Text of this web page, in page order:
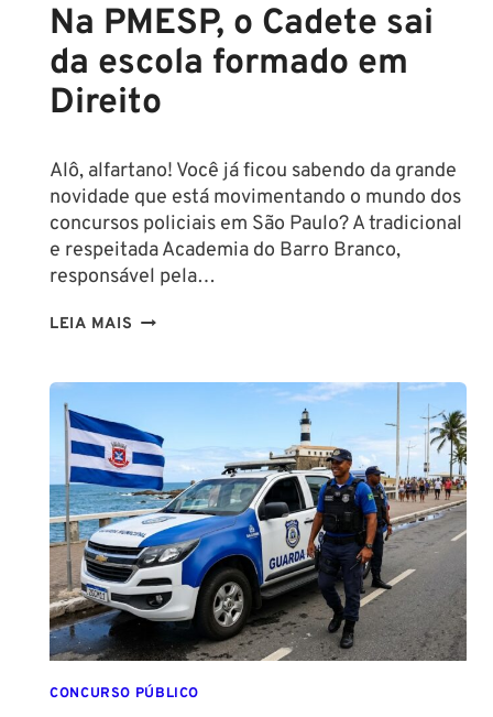
Na PMESP, o Cadete sai
da escola formado em
Direito
Alô, alfartano! Você já ficou sabendo da grande
novidade que está movimentando o mundo dos
concursos policiais em São Paulo? A tradicional
e respeitada Academia do Barro Branco,
responsável pela…
LEIA MAIS NA
SAI
DA
ESCOLA
FORMADO
EM
DIREITO
CONCURSO PÚBLICO